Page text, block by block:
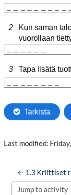
Last modified:
← 1.3 Kriittiset